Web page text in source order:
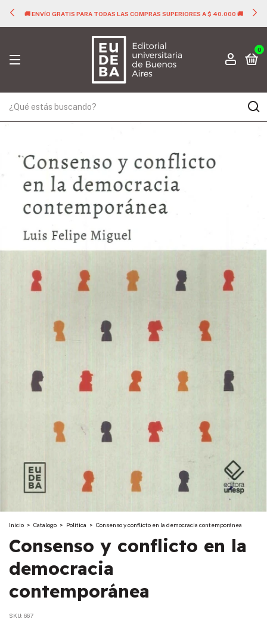
🚚 ENVÍO GRATIS PARA TODAS LAS COMPRAS SUPERIORES A $ 40.000 🚚
0
Inicio > Catalogo > Política > Consenso y conflicto en la democracia contemporánea
Consenso y conflicto en la
democracia
contemporánea
SKU: 667